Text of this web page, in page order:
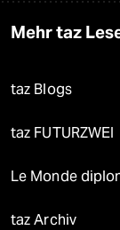
Mehr taz
taz Blogs
taz FUTURZWEI
Le Monde
taz Archiv